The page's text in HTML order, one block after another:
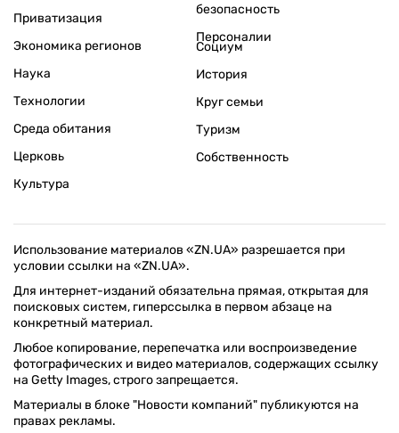
Приватизация
Экономика регионов
безопасность
Персоналии
Наука
Технологии
Среда обитания
Церковь
Культура
Социум
История
Круг семьи
Туризм
Собственность
Использование материалов «ZN.UA» разрешается при
условии ссылки на «ZN.UA».
Для интернет-изданий обязательна прямая, открытая для
поисковых систем, гиперссылка в первом абзаце на
конкретный материал.
Любое копирование, перепечатка или воспроизведение
фотографических и видео материалов, содержащих ссылку
на Getty Images, строго запрещается.
Материалы в блоке "Новости компаний" публикуются на
правах рекламы.